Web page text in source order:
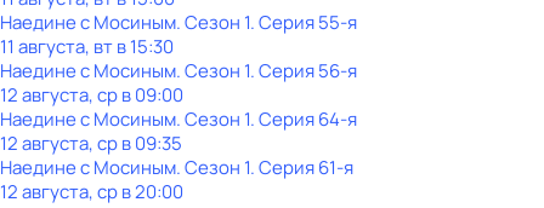
Наедине с Мосиным. Сезон 1. Серия 55-я
11 августа, вт в 15:30
Наедине с Мосиным. Сезон 1. Серия 56-я
12 августа, ср в 09:00
Наедине с Мосиным. Сезон 1. Серия 64-я
12 августа, ср в 09:35
Наедине с Мосиным. Сезон 1. Серия 61-я
12 августа, ср в 20:00